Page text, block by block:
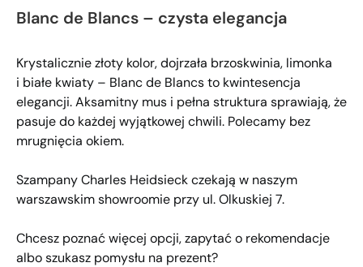
Blanc de Blancs – czysta elegancja
Krystalicznie złoty kolor, dojrzała brzoskwinia, limonka
i białe kwiaty – Blanc de Blancs to kwintesencja
elegancji. Aksamitny mus i pełna struktura sprawiają, że
pasuje do każdej wyjątkowej chwili. Polecamy bez
mrugnięcia okiem.
Szampany Charles Heidsieck czekają w naszym
warszawskim showroomie przy ul. Olkuskiej 7.
Chcesz poznać więcej opcji, zapytać o rekomendacje
albo szukasz pomysłu na prezent?